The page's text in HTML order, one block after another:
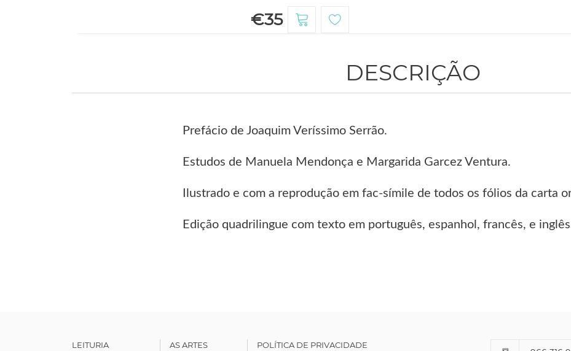
€35
DESCRIÇÃO
Prefácio de Joaquim Veríssimo Serrão.
Estudos de Manuela Mendonça e Margarida Garcez Ventura.
Ilustrado e com a reprodução em fac-símile de todos os fólios da carta
Edição quadrilingue com texto em português, espanhol, francês, e
LEITURIA AS ARTES POLÍTICA DE PRIVACIDADE